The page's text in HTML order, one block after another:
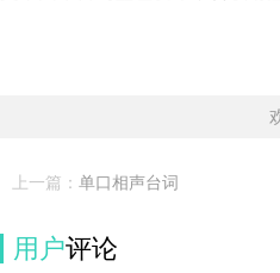
上一篇： 单口相声台词
用户评论